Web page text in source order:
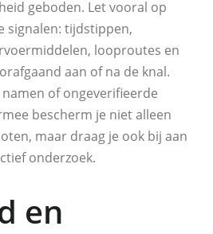
geboden. Let vooral op
signalen: tijdstippen,
looproutes en
aan of na de knal.
of ongeverifieerde
bescherm je niet alleen
maar draag je ook bij aan
onderzoek.
en